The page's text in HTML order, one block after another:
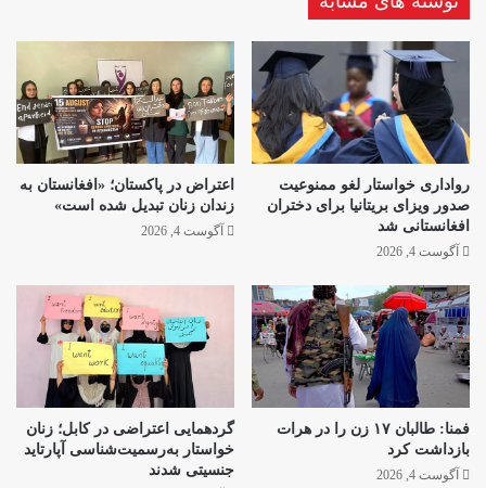
رواداری خواستار لغو ممنوعیت
صدور ویزای بریتانیا برای دختران
افغانستانی شد
آگوست 4, 2026
اعتراض در پاکستان؛ «افغانستان به
زندان زنان تبدیل شده است»
آگوست 4, 2026
فمنا: طالبان ۱۷ زن را در هرات
بازداشت کرد
آگوست 4, 2026
گردهمایی اعتراضی در کابل؛ زنان
خواستار به‌رسمیت‌شناسی آپارتاید
جنسیتی شدند